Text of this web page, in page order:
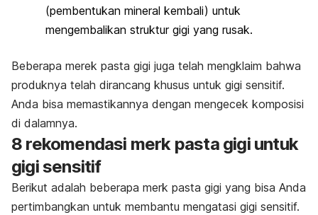
(pembentukan mineral kembali) untuk
mengembalikan struktur gigi yang rusak.
Beberapa merek pasta gigi juga telah mengklaim bahwa
produknya telah dirancang khusus untuk gigi sensitif.
Anda bisa memastikannya dengan mengecek komposisi
di dalamnya.
8 rekomendasi merkpasta gigi untuk
gigi sensitif
Berikut adalah beberapa merk pasta gigi yang bisa Anda
pertimbangkan untuk membantu mengatasi gigi sensitif.